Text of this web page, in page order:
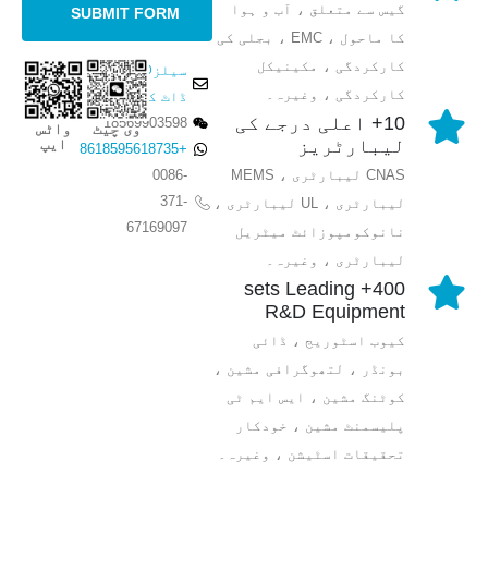
گیس سے متعلق ، آب و ہوا
کا ماحول ، EMC ، بجلی کی
کارکردگی ، مکینیکل
کارکردگی ، وغیرہ۔
10+ اعلی درجے کی
لیبارٹریز
CNAS لیبارٹری ، MEMS
لیبارٹری ، UL لیبارٹری ،
نانوکومپوزائٹ میٹریل
لیبارٹری ، وغیرہ۔
400+ sets Leading
R&D Equipment
کیوب اسٹوریج ، ڈائی
بونڈر ، لتھوگرافی مشین ،
کوٹنگ مشین ، ایس ایم ٹی
پلیسمنٹ مشین ، خودکار
تحقیقات اسٹیشن ، وغیرہ۔
سیلز@وینسر
ڈاٹ کام
18569903598
+8618595618735
0086-
371-
67169097
وی چیٹ
واٹس
ایپ